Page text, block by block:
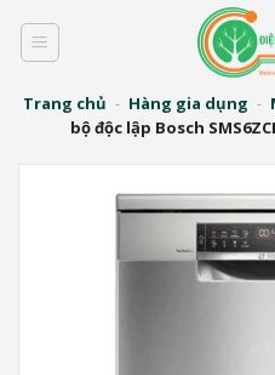
qua
dungTrang chủ - Hàng gia dụng -
bộ độc lập Bosch